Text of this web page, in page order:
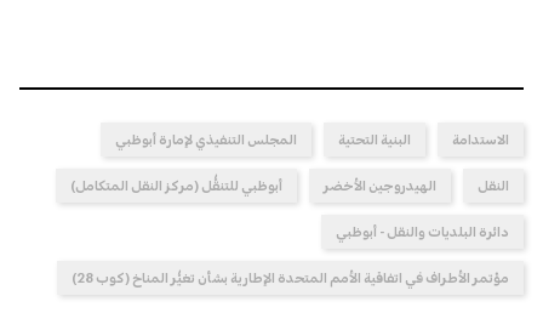
الاستدامة البنية التحتية المجلس التنفيذي لإمارة أبوظبي
النقل الهيدروجين الأخضر أبوظبي للتنقُّل (مركز النقل المتكامل)
دائرة البلديات والنقل - أبوظبي
مؤتمر الأطراف في اتفاقية الأمم المتحدة الإطارية بشأن تغيُّر المناخ (كوب 28)